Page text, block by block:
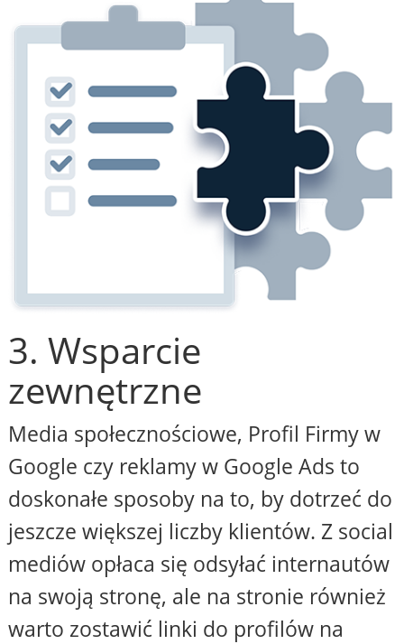
3. Wsparcie
zewnętrzne
Media społecznościowe, Profil Firmy w
Google czy reklamy w Google Ads to
doskonałe sposoby na to, by dotrzeć do
jeszcze większej liczby klientów. Z social
mediów opłaca się odsyłać internautów
na swoją stronę, ale na stronie również
warto zostawić linki do profilów na